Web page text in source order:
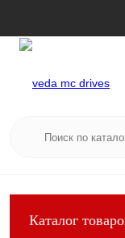
Каталог